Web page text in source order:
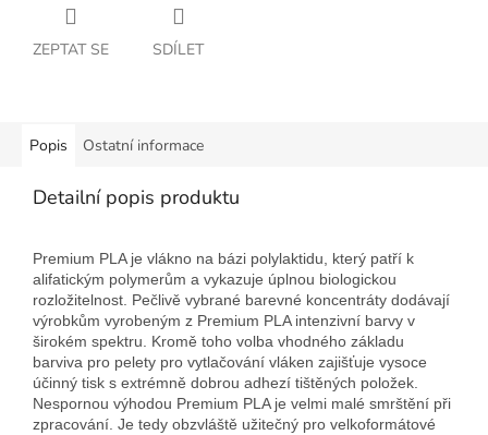
ZEPTAT SE SDÍLET
Popis Ostatní informace
Detailní popis produktu
Premium PLA je vlákno na bázi polylaktidu, který patří k
alifatickým polymerům a vykazuje úplnou biologickou
rozložitelnost. Pečlivě vybrané barevné koncentráty dodávají
výrobkům vyrobeným z Premium PLA intenzivní barvy v
širokém spektru. Kromě toho volba vhodného základu
barviva pro pelety pro vytlačování vláken zajišťuje vysoce
účinný tisk s extrémně dobrou adhezí tištěných položek.
Nespornou výhodou Premium PLA je velmi malé smrštění při
zpracování. Je tedy obzvláště užitečný pro velkoformátové